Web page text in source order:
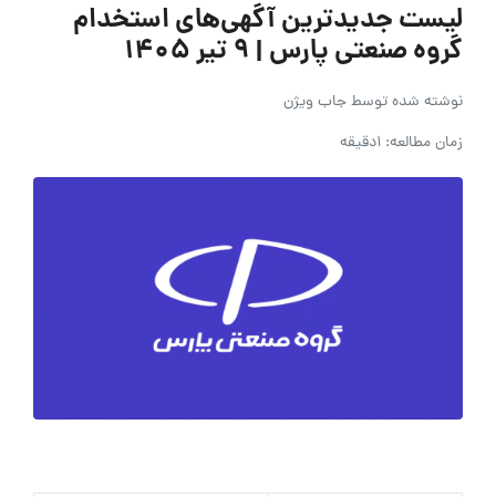
لیست جدیدترین آگهی‌های استخدام
گروه صنعتی پارس | ۹ تیر ۱۴۰۵
نوشته شده توسطجاب ویژن
زمان مطالعه: 1دقیقه